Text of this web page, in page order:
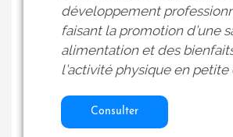
développement
faisant la promotion d’une
alimentation et des
l’activité physique en petite
Consulter